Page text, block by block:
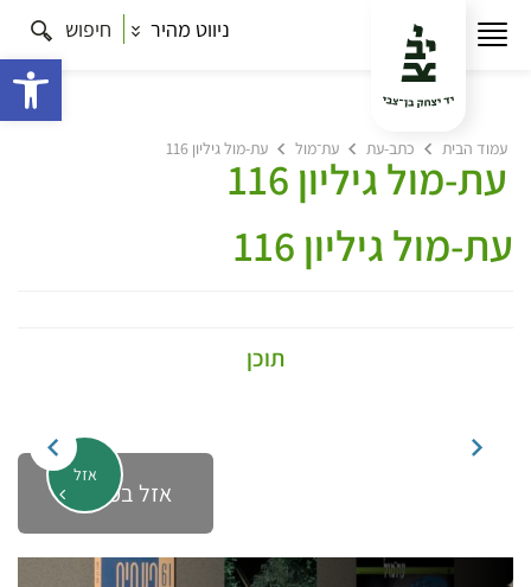
ניווט מהיר חיפוש
עמוד הבית כתב-עת עת־מול עת-מול גיליון 116
עת-מול גיליון 116
עת-מול גיליון 116
תוכן
אזל
אזל במלאי